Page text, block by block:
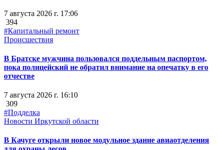
7 августа 2026 г. 17:06
394
#Капитальный ремонт
Происшествия
В Братске мужчина пользовался поддельным паспортом,
пока полицейский не обратил внимание на опечатку в его
отчестве
7 августа 2026 г. 16:10
309
#Подделка
Новости Иркутской области
В Качуге открыли новое модульное здание авиаотделения